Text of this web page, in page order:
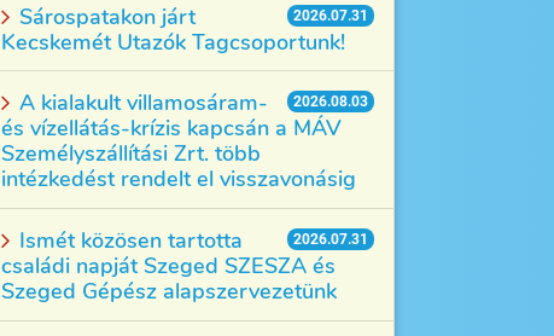
2026.07.31
Sárospatakon járt
Kecskemét Utazók Tagcsoportunk!
2026.08.03
A kialakult villamosáram-
és vízellátás-krízis kapcsán a MÁV
Személyszállítási Zrt. több
intézkedést rendelt el visszavonásig
2026.07.31
Ismét közösen tartotta
családi napját Szeged SZESZA és
Szeged Gépész alapszervezetünk